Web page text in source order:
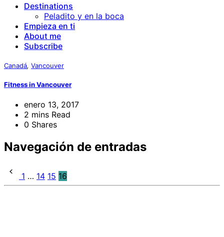
Destinations
Peladito y en la boca
Empieza en ti
About me
Subscribe
Canadá, Vancouver
Fitness in Vancouver
enero 13, 2017
2 mins Read
0 Shares
Navegación de entradas
1 … 14 15 16